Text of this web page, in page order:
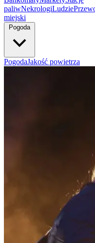
paliwNekrologiLudzie
miejski
Pogoda
PogodaJakość powietrza